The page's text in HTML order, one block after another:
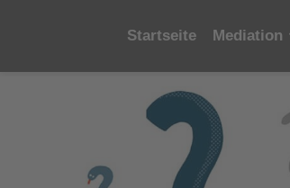
Startseite Mediation